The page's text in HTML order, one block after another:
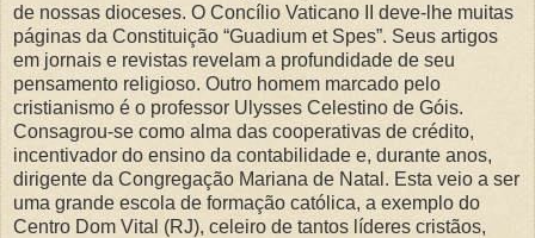
de nossas dioceses. O Concílio Vaticano II deve-lhe muitas
páginas da Constituição “Guadium et Spes”. Seus artigos
em jornais e revistas revelam a profundidade de seu
pensamento religioso. Outro homem marcado pelo
cristianismo é o professor Ulysses Celestino de Góis.
Consagrou-se como alma das cooperativas de crédito,
incentivador do ensino da contabilidade e, durante anos,
dirigente da Congregação Mariana de Natal. Esta veio a ser
uma grande escola de formação católica, a exemplo do
Centro Dom Vital (RJ), celeiro de tantos líderes cristãos,